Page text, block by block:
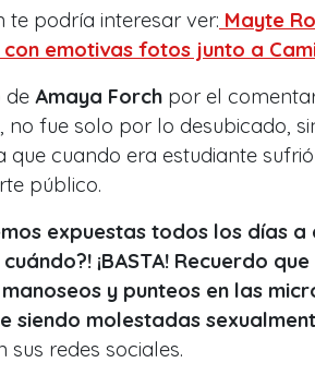
te podría interesar ver: Mayte
emotivas fotos junto a
de Amaya Forch por el
no fue solo por lo desubicado,
que cuando era estudiante
público.
expuestas todos los días
cuándo?! ¡BASTA! Recuerdo
y punteos en las
siendo molestadas
sus redes sociales.